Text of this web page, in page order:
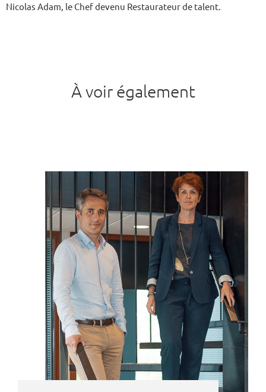
Nicolas Adam, le Chef devenu Restaurateur de talent.
À voir également